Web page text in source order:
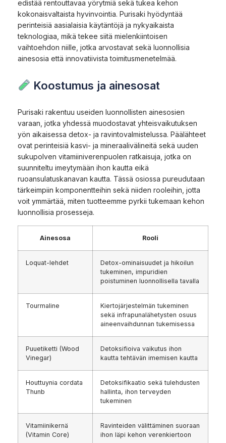
edistää rentouttavaa yörytmiä sekä tukea kehon
kokonaisvaltaista hyvinvointia. Purisaki hyödyntää
perinteisiä aasialaisia käytäntöjä ja nykyaikaista
teknologiaa, mikä tekee siitä mielenkiintoisen
vaihtoehdon niille, jotka arvostavat sekä luonnollisia
ainesosia että innovatiivista toimitusmenetelmää.
Koostumus ja ainesosat
Purisaki rakentuu useiden luonnollisten ainesosien
varaan, jotka yhdessä muodostavat yhteisvaikutuksen
yön aikaisessa detox- ja ravintovalmistelussa. Päälähteet
ovat perinteisiä kasvi- ja mineraalivälineitä sekä uuden
sukupolven vitamiiniverenpuolen ratkaisuja, jotka on
suunniteltu imeytymään ihon kautta eikä
ruoansulatuskanavan kautta. Tässä osiossa pureudutaan
tärkeimpiin komponentteihin sekä niiden rooleihin, jotta
voit ymmärtää, miten tuotteemme pyrkii tukemaan kehon
luonnollisia prosesseja.
Ainesosa Rooli
Loquat-lehdet
Detox-ominaisuudet ja hikoilun
tukeminen, impuridien
poistuminen luonnollisella tavalla
Tourmaline
Kiertojärjestelmän tukeminen
sekä infrapunalähetysten osuus
aineenvaihdunnan tukemisessa
Puuetiketti (Wood
Vinegar)
Detoksifioiva vaikutus ihon
kautta tehtävän imemisen kautta
Houttuynia cordata
Thunb
Detoksifikaatio sekä tulehdusten
hallinta, ihon terveyden
tukeminen
Vitamiinikernä
(Vitamin Core)
Ravinteiden välittäminen suoraan
ihon läpi kehon verenkiertoon